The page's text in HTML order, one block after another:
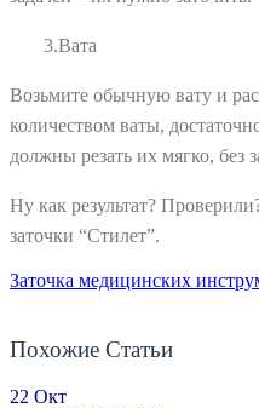
3.Вата
Возьмите обычную вату и
количеством ваты,
должны резать их мягко, без
Ну как результат?
заточки “Стилет”.
Заточка медицинских
Похожие Статьи
22 Окт